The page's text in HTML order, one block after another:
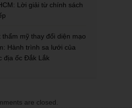
Lời giải từ chính sách
thẩm mỹ thay đổi diện mạo
Hành trình sa lưới của
địa ốc Đắk Lắk
are closed.